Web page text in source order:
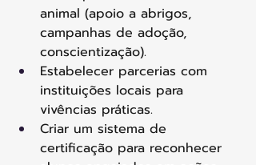
animal (apoio a abrigos,
campanhas de adoção,
conscientização).
Estabelecer parcerias com
instituições locais para
vivências práticas.
Criar um sistema de
certificação para reconhecer